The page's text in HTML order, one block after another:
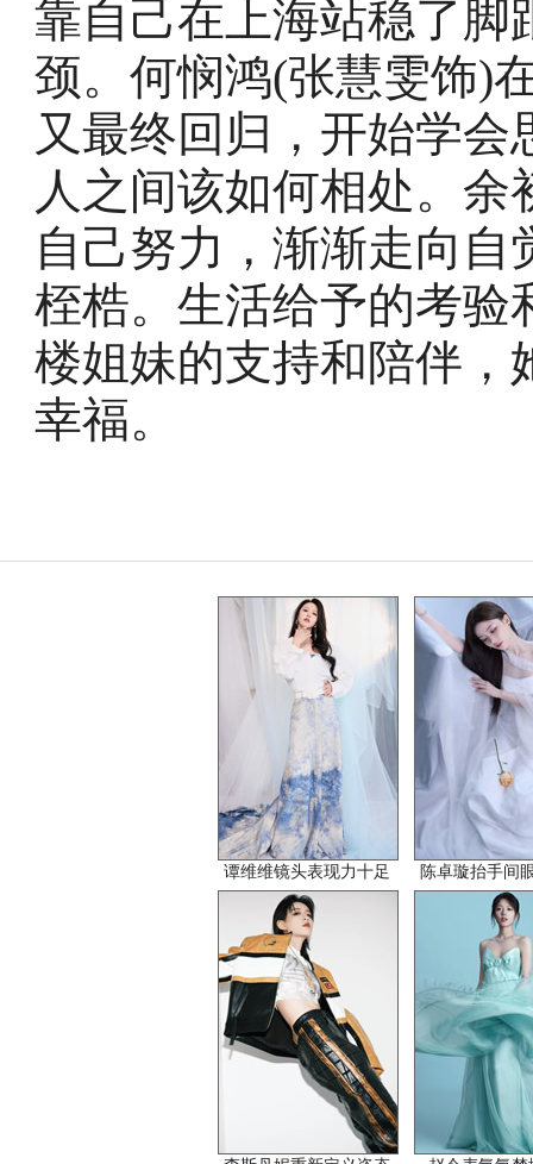
靠自己在上海站稳了脚
颈。何悯鸿(张慧雯饰)
又最终回归，开始学
人之间该如何相处。
自己努力，渐渐走向
桎梏。生活给予的考验
楼姐妹的支持和陪伴，
幸福。
谭维维镜头表现力十足 陈卓璇抬手间